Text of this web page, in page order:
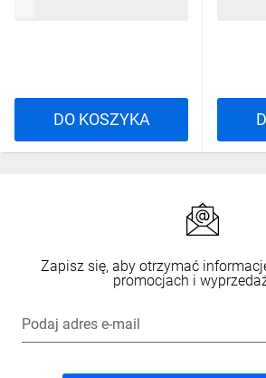
DO KOSZYKA
Zapisz się, aby otrzymać
promocjach i
Podaj adres e-mail